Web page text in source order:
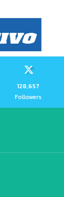
128,657
Followers